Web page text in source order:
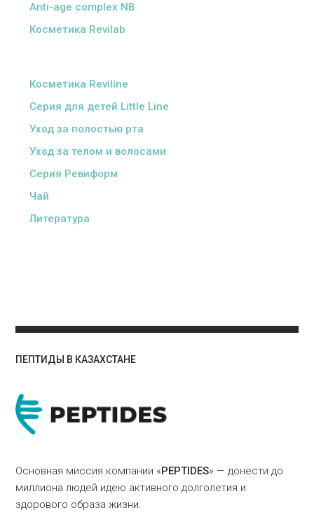
Anti-age complex NB
Косметика Revilab
Косметика Reviline
Серия для детей Little Line
Уход за полостью рта
Уход за телом и волосами
Серия Ревиформ
Чай
Литература
ПЕПТИДЫ В КАЗАХСТАНЕ
Основная миссия компании «PEPTIDES» — донести до
миллиона людей идею активного долголетия и
здорового образа жизни.